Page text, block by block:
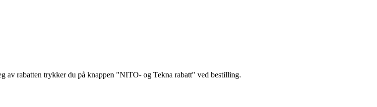
av rabatten trykker du på knappen "NITO- og Tekna rabatt" ved bestilling.